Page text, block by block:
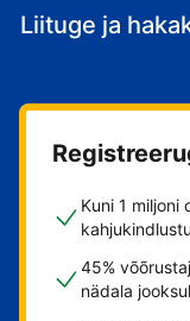
Liituge ja
Kuni 1 miljoni
45%
nädala jooksul